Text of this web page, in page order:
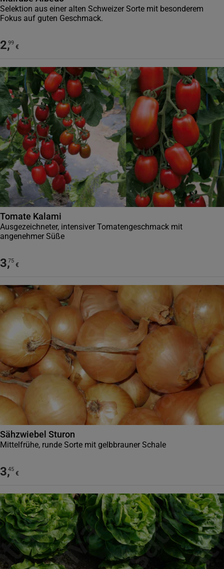
Selektion aus einer alten Schweizer Sorte mit besonderem
Fokus auf guten Geschmack.
2,99
€
Tomate Kalami
Ausgezeichneter, intensiver Tomatengeschmack mit
angenehmer Süße
3,75
€
Sähzwiebel Sturon
Mittelfrühe, runde Sorte mit gelbbrauner Schale
3,45
€